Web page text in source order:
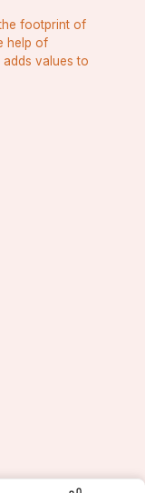
समाज में मनुष्य
व्यक्ति में
footprint of
help of
values to